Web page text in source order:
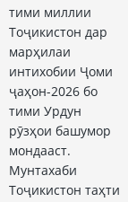
тими миллии
Тоҷикистон дар
марҳилаи
интихобии Ҷоми
ҷаҳон-2026 бо
тими Урдун
рӯзҳои башумор
мондааст.
Мунтахаби
Тоҷикистон таҳти